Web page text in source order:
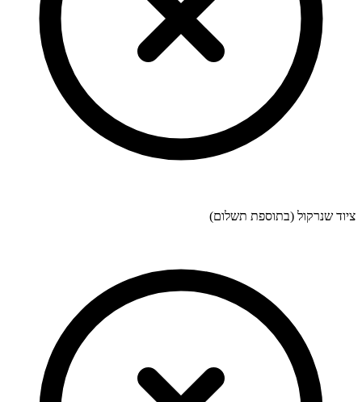
ציוד שנרקול (בתוספת תשלום)